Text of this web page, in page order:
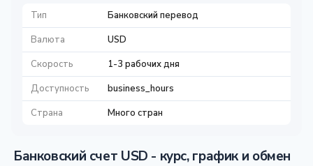
Тип
Банковский перевод
Валюта
USD
Скорость
1-3 рабочих дня
Доступность
business_hours
Страна
Много стран
Банковский счет USD - курс, график и обмен